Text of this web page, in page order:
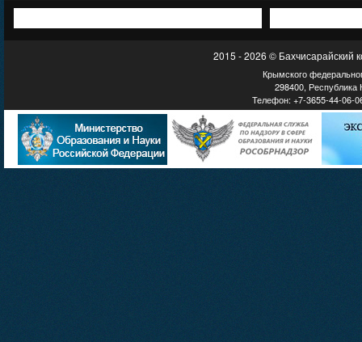
2015 - 2026 © Бахчисарайский
Крымского
298400, Республика
Телефон: +7-3655-44-06-